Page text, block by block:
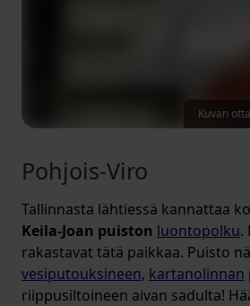
Pohjois-Viro
Tallinnasta lähtiessä kannattaa
Keila-Joan puiston luontopolku.
rakastavat tätä paikkaa. Puisto
vesiputouksineen, kartanolinnan
riippusiltoineen aivan sadulta!
Kuvan